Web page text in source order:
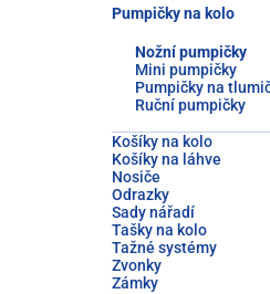
Pumpičky na kolo
Nožní pumpičky
Mini pumpičky
Pumpičky na
Ruční pumpičky
Košíky na kolo
Košíky na láhve
Nosiče
Odrazky
Sady nářadí
Tašky na kolo
Tažné systémy
Zvonky
Zámky